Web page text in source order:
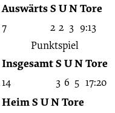
AuswärtsS UNTore
7 2 2 3 9:13
Punktspiel
InsgesamtS UNTore
14 3 6 5 17:20
HeimS UNTore